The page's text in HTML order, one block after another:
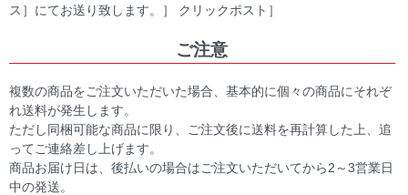
ス］にてお送り致します。］ クリックポスト］
ご注意
複数の商品をご注文いただいた場合、基本的に個々の商品にそれぞ
れ送料が発生します。
ただし同梱可能な商品に限り、ご注文後に送料を再計算した上、追
ってご連絡差し上げます。
商品お届け日は、後払いの場合はご注文いただいてから2～3営業日
中の発送。